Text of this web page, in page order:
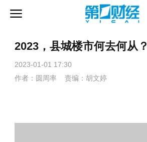
2023，县城楼市何去何从？
2023-01-01 17:30
作者：圆周率 责编：胡文婷